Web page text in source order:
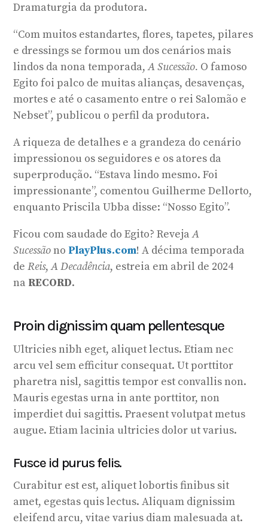
Dramaturgia da produtora.
“Com muitos estandartes, flores, tapetes, pilares
e dressings se formou um dos cenários mais
lindos da nona temporada,A Sucessão. O famoso
Egito foi palco de muitas alianças, desavenças,
mortes e até o casamento entre o rei Salomão e
Nebset”, publicou o perfil da produtora.
A riqueza de detalhes e a grandeza do cenário
impressionou os seguidores e os atores da
superprodução. “Estava lindo mesmo. Foi
impressionante”, comentou Guilherme Dellorto,
enquanto Priscila Ubba disse: “Nosso Egito”.
Ficou com saudade do Egito? RevejaA
Sucessãono PlayPlus.com! A décima temporada
deReis,A Decadência, estreia em abril de 2024
na RECORD.
Proin dignissim quam pellentesque
Ultricies nibh eget, aliquet lectus. Etiam nec
arcu vel sem efficitur consequat. Ut porttitor
pharetra nisl, sagittis tempor est convallis non.
Mauris egestas urna in ante porttitor, non
imperdiet dui sagittis. Praesent volutpat metus
augue. Etiam lacinia ultricies dolor ut varius.
Fusce id purus felis.
Curabitur est est, aliquet lobortis finibus sit
amet, egestas quis lectus. Aliquam dignissim
eleifend arcu, vitae varius diam malesuada at.